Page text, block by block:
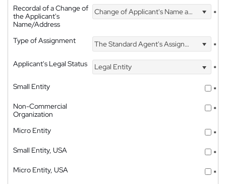
Recordal of a Change of
the Applicant's
Name/Address
Change of Applicant's Name and Address *
Type of Assignment The Standard Agent's Assignment
*
Applicant's Legal Status
Legal Entity
*
Small Entity
*
Non-Commercial
Organization
*
Micro Entity
*
Small Entity, USA
*
Micro Entity, USA
*